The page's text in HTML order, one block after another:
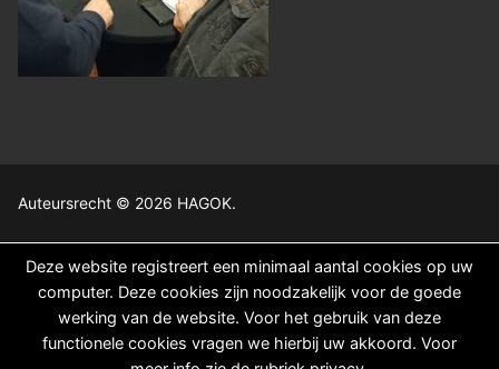
Auteursrecht © 2026 HAGOK.
Deze website registreert een minimaal aantal cookies op uw
computer. Deze cookies zijn noodzakelijk voor de goede
werking van de website. Voor het gebruik van deze
functionele cookies vragen we hierbij uw akkoord. Voor